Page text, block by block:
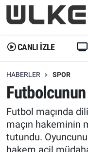
CANLI İZLE
HABERLER SPOR
Futbol maçında
maçın hakeminin
tutundu.
Gündem
Dünya
Erişim Bilgileri
Ekonomi
Trend
Gündem
Trend
Erişim Bilgileri
Spor
Ekonomi
İstanbul
Trafik Durumu
Erişim Bilgileri
Tüm Manşetler
Son Dakika